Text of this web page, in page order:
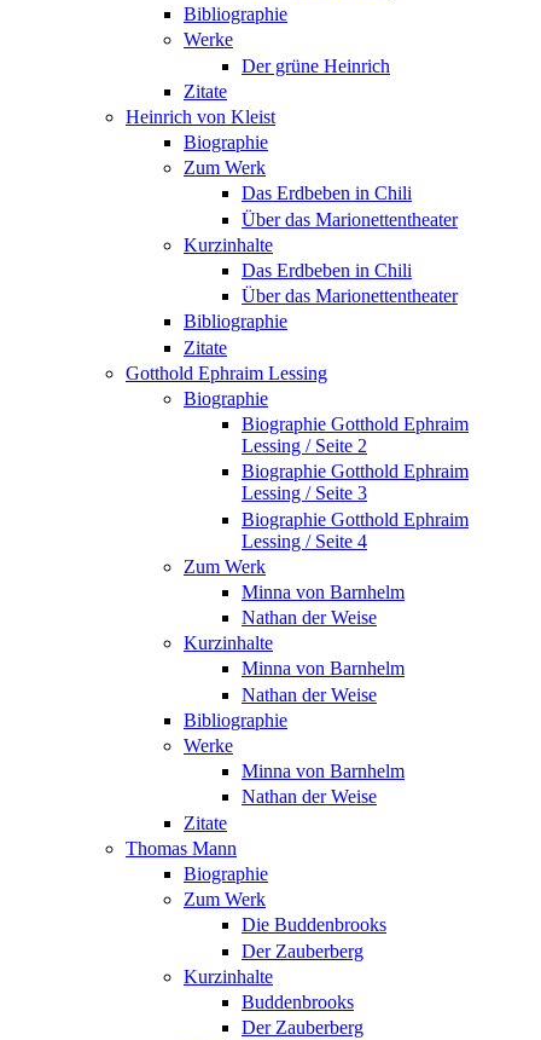
Bibliographie
Werke
Der grüne Heinrich
Zitate
Heinrich von Kleist
Biographie
Zum Werk
Das Erdbeben in Chili
Über das Marionettentheater
Kurzinhalte
Das Erdbeben in Chili
Über das Marionettentheater
Bibliographie
Zitate
Gotthold Ephraim Lessing
Biographie
Biographie Gotthold Ephraim
Lessing / Seite 2
Biographie Gotthold Ephraim
Lessing / Seite 3
Biographie Gotthold Ephraim
Lessing / Seite 4
Zum Werk
Minna von Barnhelm
Nathan der Weise
Kurzinhalte
Minna von Barnhelm
Nathan der Weise
Bibliographie
Werke
Minna von Barnhelm
Nathan der Weise
Zitate
Thomas Mann
Biographie
Zum Werk
Die Buddenbrooks
Der Zauberberg
Kurzinhalte
Buddenbrooks
Der Zauberberg